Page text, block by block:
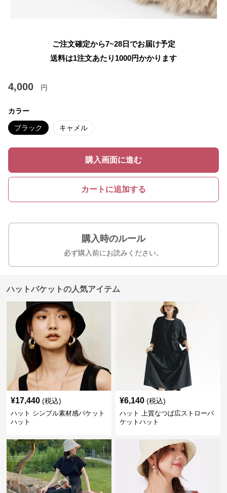
ご注文確定から7~28日でお届け予定
送料は1注文あたり 1000円かかります
4,000 円
カラー
ブラック キャメル
購入画面に進む
カートに追加する
購入時のルール
必ず購入前にお読みください。
ハットバケットの人気アイテム
¥17,440 (税込)
ハット シンプル素材感バケット
ハット
¥6,140 (税込)
ハット 上質なつば広ストローバ
ケットハット